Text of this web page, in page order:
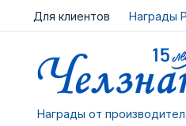
Для клиентов Награды
Награды от